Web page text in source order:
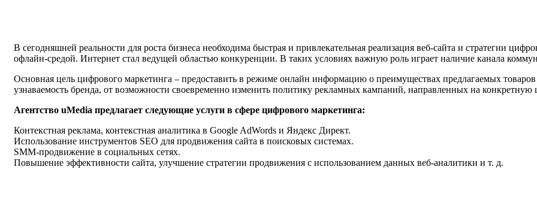
В сегодняшней реальности для роста бизнеса необходима быстрая и привлекательная реализация веб-сайта и стратегии
офлайн-средой. Интернет стал ведущей областью конкуренции. В таких условиях важную роль играет наличие канала
Основная цель цифрового маркетинга – предоставить в режиме онлайн информацию о преимуществах предлагаемых
узнаваемость бренда, от возможности своевременно изменить политику рекламных кампаний, направленных на конкретную
Агентство uMedia предлагает следующие услуги в сфере цифрового маркетинга:
Контекстная реклама, контекстная аналитика в Google AdWords и Яндекс Директ.
Использование инструментов SEO для продвижения сайта в поисковых системах.
SMM-продвижение в социальных сетях.
Повышение эффективности сайта, улучшение стратегии продвижения с использованием данных веб-аналитики и т. д.